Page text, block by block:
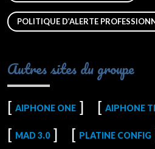
POLITIQUE D’ALERTE
Autres sites du groupe
AIPHONE ONE AIPHONE
MAD 3.0 PLATINE CONFIG